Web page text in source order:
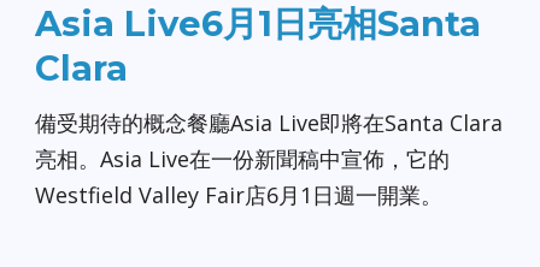
Asia Live6月1日亮相Santa
Clara
備受期待的概念餐廳Asia Live即將在Santa Clara
亮相。Asia Live在一份新聞稿中宣佈，它的
Westfield Valley Fair店6月1日週一開業。